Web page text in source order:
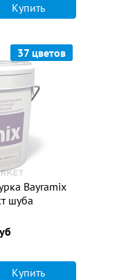
Купить
37 цветов
Bayramix
шуба
Купить